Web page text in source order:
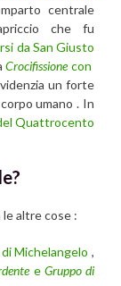
centrale
che fu
da San Giusto
Crocifissionecon
un forte
umano . In
Quattrocento
altre cose :
Michelangelo ,
e Gruppo di